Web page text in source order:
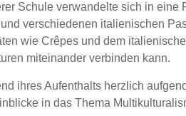
Schule verwandelte sich in eine
verschiedenen italienischen
wie Crêpes und dem
miteinander verbinden kann.
ihres Aufenthalts herzlich
in das Thema